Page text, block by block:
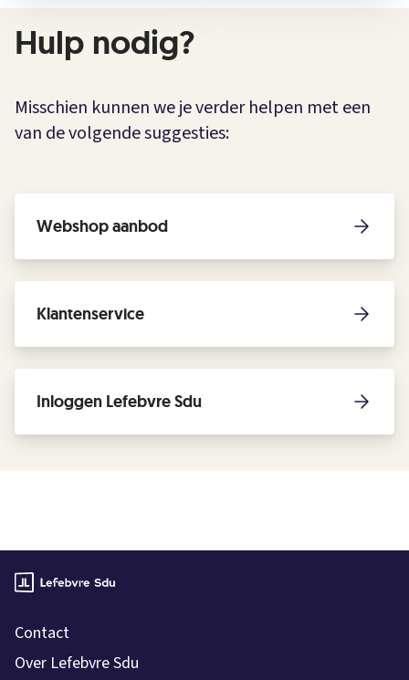
Hulp nodig?
Misschien kunnen we je verder helpen met een
van de volgende suggesties:
Webshop aanbod
Klantenservice
Inloggen Lefebvre Sdu
Contact
Over Lefebvre Sdu